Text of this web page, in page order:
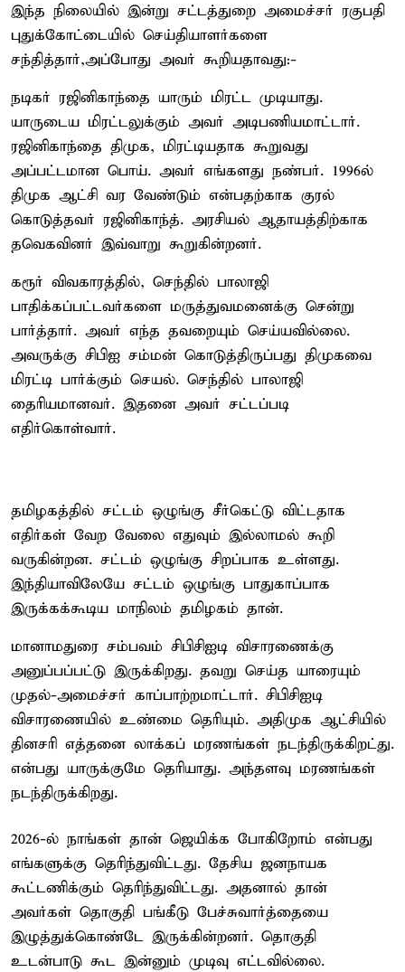
இந்த நிலையில் இன்று சட்டத்துறை அமைச்சர் ரகுபதி
புதுக்கோட்டையில் செய்தியாளர்களை
சந்தித்தார்,அப்போது அவர் கூறியதாவது:-
நடிகர் ரஜினிகாந்தை யாரும் மிரட்ட முடியாது.
யாருடைய மிரட்டலுக்கும் அவர் அடிபணியமாட்டார்.
ரஜினிகாந்தை திமுக, மிரட்டியதாக கூறுவது
அப்பட்டமான பொய். அவர் எங்களது நண்பர். 1996ல்
திமுக ஆட்சி வர வேண்டும் என்பதற்காக குரல்
கொடுத்தவர் ரஜினிகாந்த். அரசியல் ஆதாயத்திற்காக
தவெகவினர் இவ்வாறு கூறுகின்றனர்.
கரூர் விவகாரத்தில், செந்தில் பாலாஜி
பாதிக்கப்பட்டவர்களை மருத்துவமனைக்கு சென்று
பார்த்தார். அவர் எந்த தவறையும் செய்யவில்லை.
அவருக்கு சிபிஐ சம்மன் கொடுத்திருப்பது திமுகவை
மிரட்டி பார்க்கும் செயல். செந்தில் பாலாஜி
தைரியமானவர். இதனை அவர் சட்டப்படி
எதிர்கொள்வார்.
தமிழகத்தில் சட்டம் ஒழுங்கு சீர்கெட்டு விட்டதாக
எதிர்கள் வேற வேலை எதுவும் இல்லாமல் கூறி
வருகின்றன. சட்டம் ஒழுங்கு சிறப்பாக உள்ளது.
இந்தியாவிலேயே சட்டம் ஒழுங்கு பாதுகாப்பாக
இருக்கக்கூடிய மாநிலம் தமிழகம் தான்.
மானாமதுரை சம்பவம் சிபிசிஐடி விசாரணைக்கு
அனுப்பப்பட்டு இருக்கிறது. தவறு செய்த யாரையும்
முதல்-அமைச்சர் காப்பாற்றமாட்டார். சிபிசிஐடி
விசாரணையில் உண்மை தெரியும். அதிமுக ஆட்சியில்
தினசரி எத்தனை லாக்கப் மரணங்கள் நடந்திருக்கிறட்து.
என்பது யாருக்குமே தெரியாது. அந்தளவு மரணங்கள்
நடந்திருக்கிறது.
2026-ல் நாங்கள் தான் ஜெயிக்க போகிறோம் என்பது
எங்களுக்கு தெரிந்துவிட்டது. தேசிய ஜனநாயக
கூட்டணிக்கும் தெரிந்துவிட்டது. அதனால் தான்
அவர்கள் தொகுதி பங்கீடு பேச்சுவார்த்தையை
இழுத்துக்கொண்டே இருக்கின்றனர். தொகுதி
உடன்பாடு கூட இன்னும் முடிவு எட்டவில்லை.